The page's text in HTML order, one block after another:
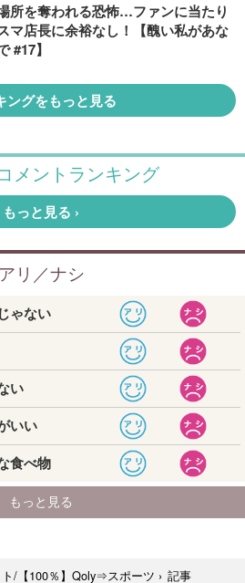
所を奪われる恐怖…ファンに当たり
マ店長に余裕なし！【醜い私があな
#17】
ングをもっと見る
ト/【100％】Qoly⇒スポーツ › 記事